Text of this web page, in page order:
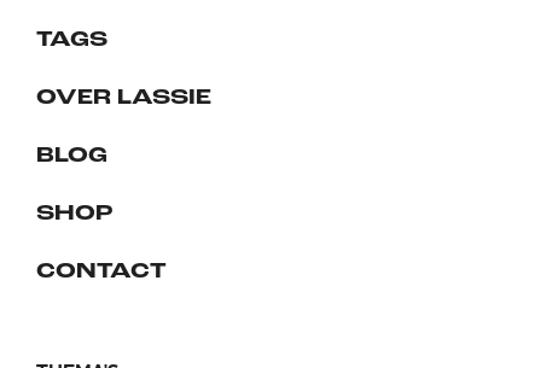
TAGS
OVER LASSIE
BLOG
SHOP
CONTACT